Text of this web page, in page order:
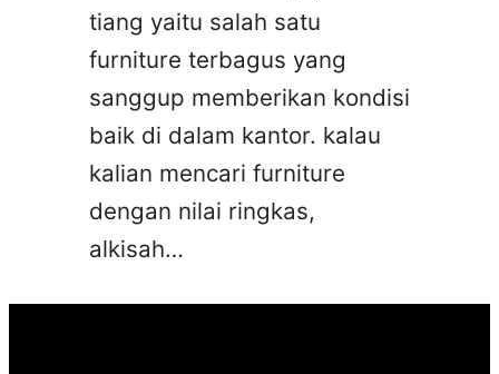
tiang yaitu salah satu
furniture terbagus yang
sanggup memberikan kondisi
baik di dalam kantor. kalau
kalian mencari furniture
dengan nilai ringkas,
alkisah…